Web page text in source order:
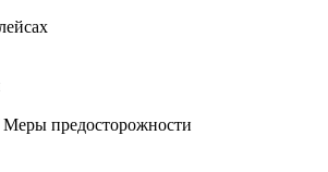
предосторожности